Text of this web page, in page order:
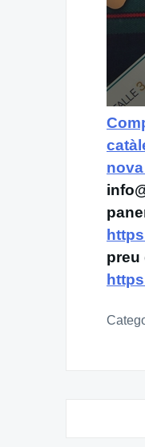
nova
preu